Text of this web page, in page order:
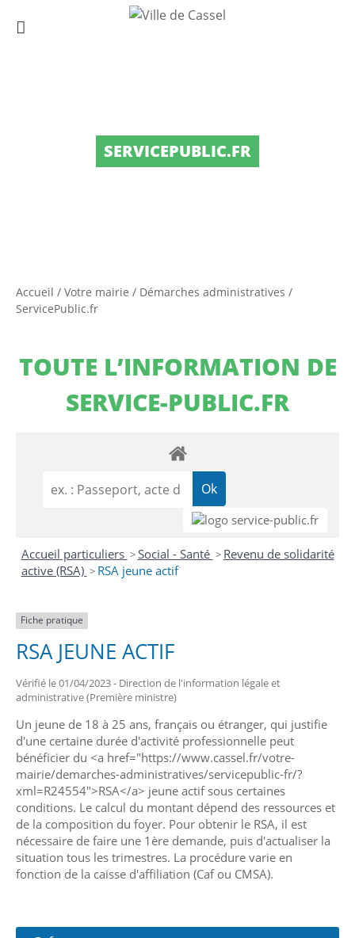
SERVICEPUBLIC.FR
Accueil / Votre mairie / Démarches administratives /
ServicePublic.fr
TOUTE L’INFORMATION DE
SERVICE-PUBLIC.FR
Accueil particuliers >Social - Santé > Revenu de solidarité
active (RSA) > RSA jeune actif
Fiche pratique
RSA JEUNE ACTIF
Vérifié le 01/04/2023 - Direction de l'information légale et
administrative (Première ministre)
Un jeune de 18 à 25 ans, français ou étranger, qui justifie
d'une certaine durée d'activité professionnelle peut
bénéficier du <a href="https://www.cassel.fr/votre-
mairie/demarches-administratives/servicepublic-fr/?
xml=R24554">RSA</a> jeune actif sous certaines
conditions. Le calcul du montant dépend des ressources et
de la composition du foyer. Pour obtenir le RSA, il est
nécessaire de faire une 1ère demande, puis d'actualiser la
situation tous les trimestres. La procédure varie en
fonction de la caisse d'affiliation (Caf ou CMSA).